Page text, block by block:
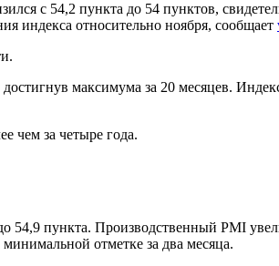
с 54,2 пункта до 54 пунктов,
индекса относительно ноября, сообщает
максимума за 20 месяцев.
чем за четыре года.
пункта. Производственный PMI
отметке за два месяца.